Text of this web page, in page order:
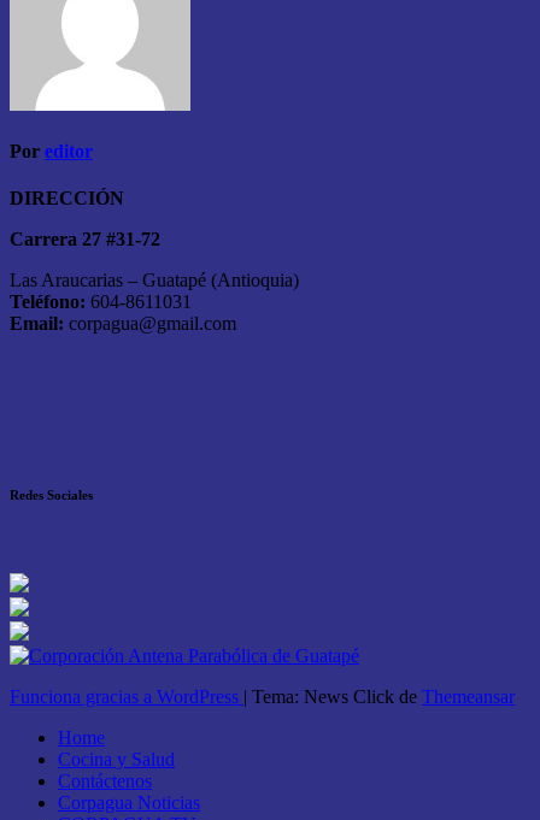
Por editor
DIRECCIÓN
Carrera 27 #31-72
Las Araucarias – Guatapé (Antioquia)
Teléfono: 604-8611031
Email: corpagua@gmail.com
Redes Sociales
Funciona gracias a WordPress | Tema: News Click de Themeansar
Home
Cocina y Salud
Contáctenos
Corpagua Noticias